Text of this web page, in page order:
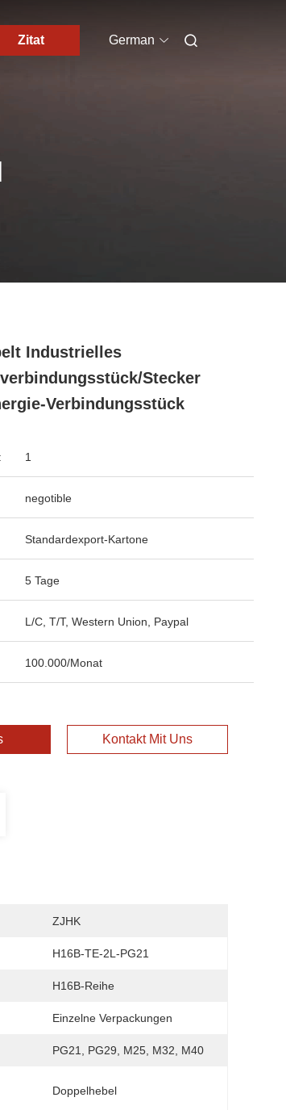
Zitat German
Industrielles
Stecker
Verbindungsstück
1
negotible
Standardexport-Kartone
5 Tage
L/C, T/T, Western Union, Paypal
100.000/Monat
Kontakt Mit Uns
ZJHK
H16B-TE-2L-PG21
H16B-Reihe
Einzelne Verpackungen
PG21, PG29, M25, M32, M40
Doppelhebel